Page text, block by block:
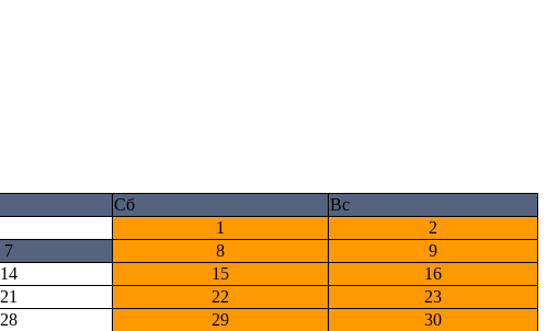
Сб
Вс
1
2
7 8
9
14 15
16
21 22
23
28 29
30